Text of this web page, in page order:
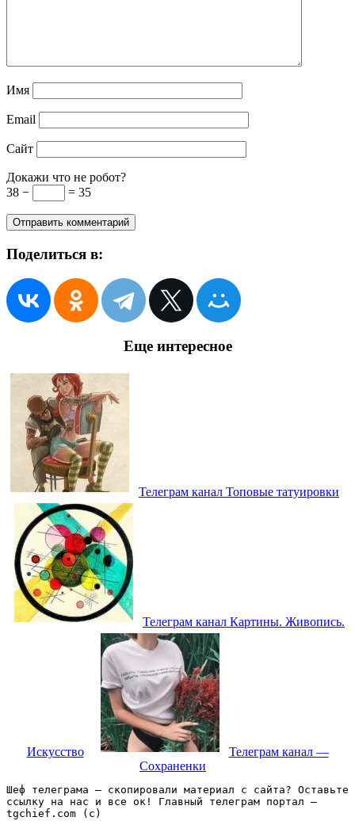
Имя
Email
Сайт
Докажи что не робот?
38 −
= 35
Поделиться в:
Еще интересное
Телеграм канал Топовые татуировки
Телеграм канал Картины. Живопись.
Искусство
Телеграм канал —
Сохраненки
Шеф телеграма – скопировали материал с сайта? Оставьте
ссылку на нас и все ок! Главный телеграм портал –